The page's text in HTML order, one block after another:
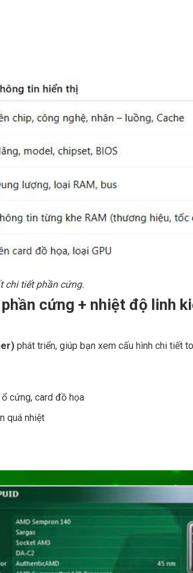
chi tiết phần cứng.
cứng + nhiệt độ linh
phát triển, giúp bạn xem cấu hình chi tiết
cứng, card đồ họa
quá nhiệt